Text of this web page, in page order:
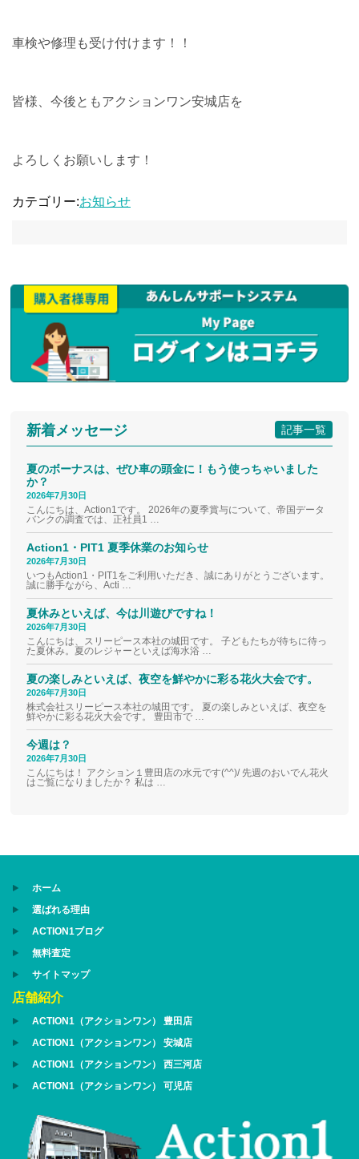
車検や修理も受け付けます！！
皆様、今後ともアクションワン安城店を
よろしくお願いします！
カテゴリー:お知らせ
記事一覧
新着メッセージ
夏のボーナスは、ぜひ車の頭金に！もう使っちゃいました
か？
2026年7月30日
こんにちは、Action1です。 2026年の夏季賞与について、帝国データ
バンクの調査では、正社員1 …
Action1・PIT1 夏季休業のお知らせ
2026年7月30日
いつもAction1・PIT1をご利用いただき、誠にありがとうございます。
誠に勝手ながら、Acti …
夏休みといえば、今は川遊びですね！
2026年7月30日
こんにちは、スリーピース本社の城田です。 子どもたちが待ちに待っ
た夏休み。夏のレジャーといえば海水浴 …
夏の楽しみといえば、夜空を鮮やかに彩る花火大会です。
2026年7月30日
株式会社スリーピース本社の城田です。 夏の楽しみといえば、夜空を
鮮やかに彩る花火大会です。 豊田市で …
今週は？
2026年7月30日
こんにちは！ アクション１豊田店の水元です(^^)/ 先週のおいでん花火
はご覧になりましたか？ 私は …
ホーム
選ばれる理由
ACTION1ブログ
無料査定
サイトマップ
店舗紹介
ACTION1（アクションワン） 豊田店
ACTION1（アクションワン） 安城店
ACTION1（アクションワン） 西三河店
ACTION1（アクションワン） 可児店